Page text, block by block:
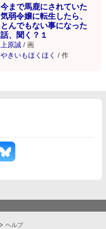
今まで馬鹿にされていた
気弱令嬢に転生したら、
とんでもない事になった
話、聞く？１
上原誠 / 画
やきいもほくほく / 作
ヘルプ